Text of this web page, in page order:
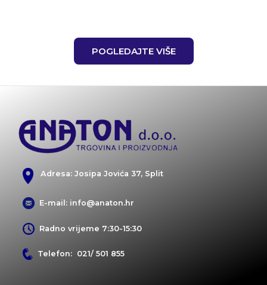
POGLEDAJTE VIŠE
Adresa: Josipa Jovića 37, Split
E-mail: info@anaton.hr
Radno vrijeme 7:30-15:30
Telefon: 021/ 501 855